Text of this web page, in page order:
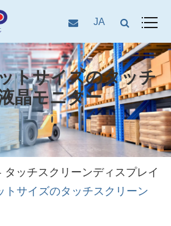
JA
タッチスクリーンディスプレイ
トサイズのタッチスクリーン
トサイズのタッチ
晶モニター